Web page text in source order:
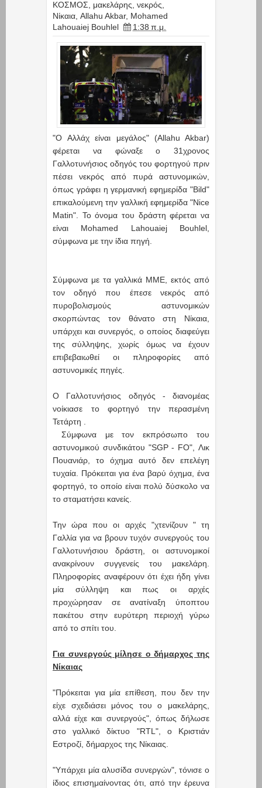
ΚΟΣΜΟΣ
μακελάρης νεκρός
Νίκαια Allahu Akbar, Mohamed
Lahouaiej Bouhlel
1:38 π.μ.
"O Αλλάχ είναι μεγάλος" (Allahu Akbar)
φέρεται να φώναξε ο 31χρονος
Γαλλοτυνήσιος οδηγός του φορτηγού πριν
πέσει νεκρός από πυρά αστυνομικών,
όπως γράφει η γερμανική εφημερίδα "Bild"
επικαλούμενη την γαλλική εφημερίδα "Nice
Matin". To όνομα του δράστη φέρεται να
είναι Mohamed Lahouaiej Bouhlel,
σύμφωνα με την ίδια πηγή.
Σύμφωνα με τα γαλλικά ΜΜΕ, εκτός από
τον οδηγό που έπεσε νεκρός από
πυροβολισμούς αστυνομικών
σκορπώντας τον θάνατο στη Νίκαια,
υπάρχει και συνεργός, ο οποίος διαφεύγει
της σύλληψης, χωρίς όμως να έχουν
επιβεβαιωθεί οι πληροφορίες από
αστυνομικές πηγές.
O Γαλλοτυνήσιος οδηγός - διανομέας
νοίκιασε το φορτηγό την περασμένη
Τετάρτη .
Σύμφωνα με τον εκπρόσωπο του
αστυνομικού συνδικάτου "SGP - FO", Λικ
Πουανιάρ, το όχημα αυτό δεν επελέγη
τυχαία. Πρόκειται για ένα βαρύ όχημα, ένα
φορτηγό, το οποίο είναι πολύ δύσκολο να
το σταματήσει κανείς.
Την ώρα που οι αρχές "χτενίζουν " τη
Γαλλία για να βρουν τυχόν συνεργούς του
Γαλλοτυνήσιου δράστη, οι αστυνομικοί
ανακρίνουν συγγενείς του μακελάρη.
Πληροφορίες αναφέρουν ότι έχει ήδη γίνει
μία σύλληψη και πως οι αρχές
προχώρησαν σε ανατίναξη ύποπτου
πακέτου στην ευρύτερη περιοχή γύρω
από το σπίτι του.
Για συνεργούς μίλησε ο δήμαρχος της
Νίκαιας
"Πρόκειται για μία επίθεση, που δεν την
είχε σχεδιάσει μόνος του ο μακελάρης,
αλλά είχε και συνεργούς", όπως δήλωσε
στο γαλλικό δίκτυο "RTL", o Κριστιάν
Εστροζί, δήμαρχος της Νίκαιας.
"Yπάρχει μία αλυσίδα συνεργών", τόνισε ο
ίδιος επισημαίνοντας ότι, από την έρευνα